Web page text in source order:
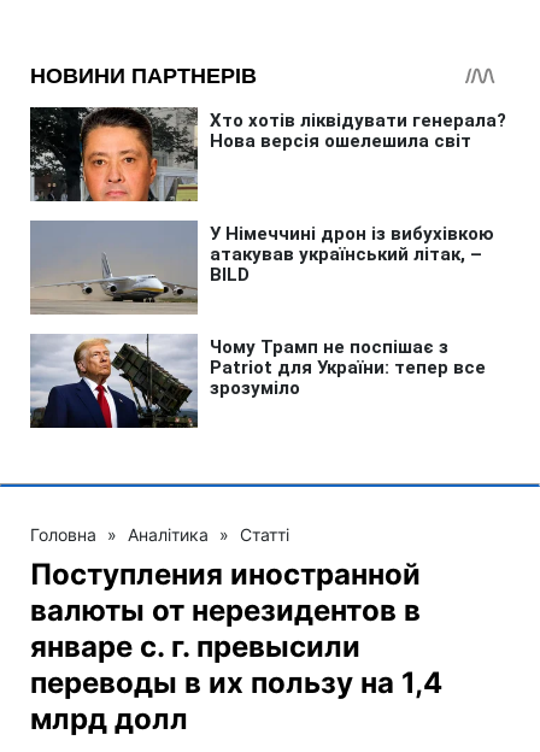
Головна » Аналітика » Статті
Поступления иностранной
валюты от нерезидентов в
январе с. г. превысили
переводы в их пользу на 1,4
млрд долл